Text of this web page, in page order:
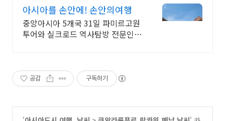
아시아를 손안에! 손안의여행
중앙아시아 5개국 31일 파미르고원
투어와 실크로드 역사탐방 전문인솔
공감 구독하기